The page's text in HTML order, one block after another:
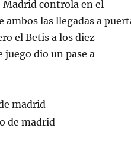
Madrid controla en el
las llegadas a
el Betis a los diez
dio un pase a